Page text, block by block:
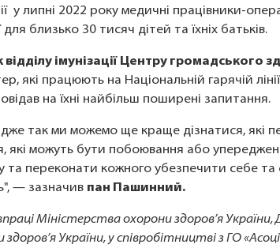
у липні 2022 року медичні працівники-
близько 30 тисяч дітей та їхніх батьків.
імунізації Центру громадського
які працюють на Національній гарячій
на їхні найбільш поширені запитання.
адже так ми можемо ще краще дізнатися, які
які можуть бути побоювання або
переконати кожного убезпечити себе та
— зазначив пан Пашинний.
Міністерства охорони здоров’я
України, у співробітництві з ГО